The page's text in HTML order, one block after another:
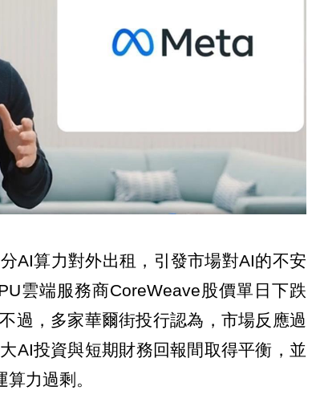
AI算力對外出租，引發市場對AI的不安
雲端服務商CoreWeave股價單日下跌
過，多家華爾街投行認為，市場反應過
AI投資與短期財務回報間取得平衡，並
力過剩。